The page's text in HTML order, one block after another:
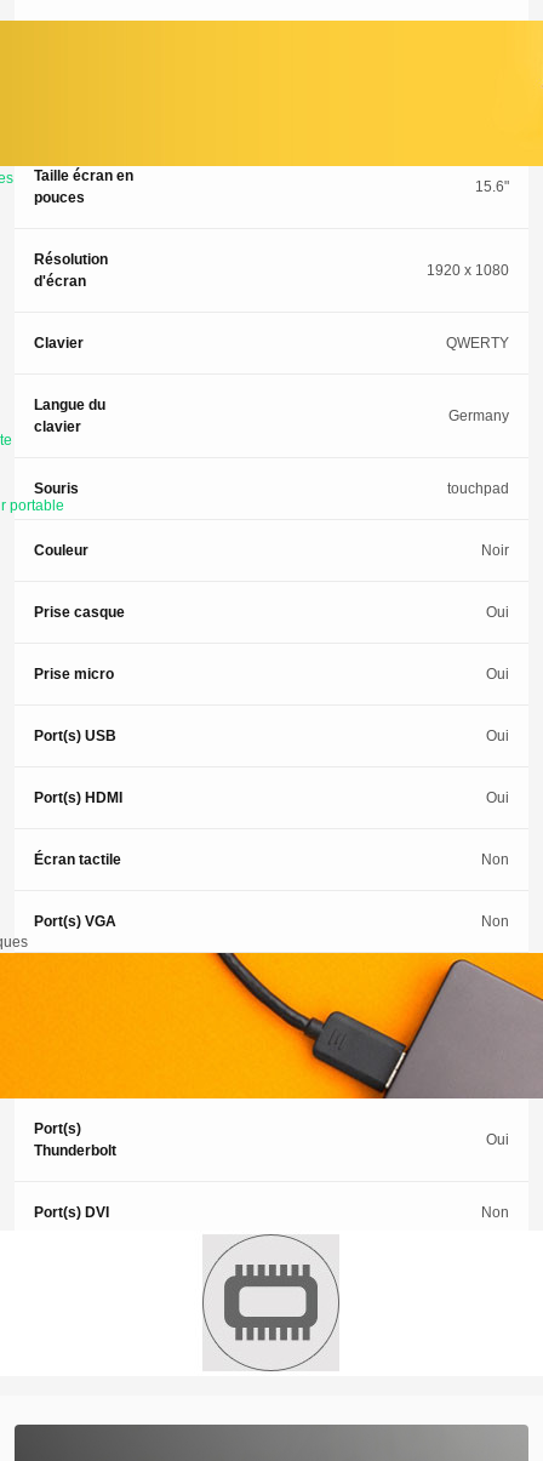
portable
Taille écran en
pouces
15.6"
Résolution
d'écran
1920 x 1080
Clavier QWERTY
Langue du
clavier
Germany
Souris touchpad
Couleur Noir
Prise casque Oui
Prise micro Oui
Port(s) USB Oui
Port(s) HDMI Oui
Écran tactile Non
Port(s) VGA Non
Port(s)
Thunderbolt
Oui
Port(s) DVI Non